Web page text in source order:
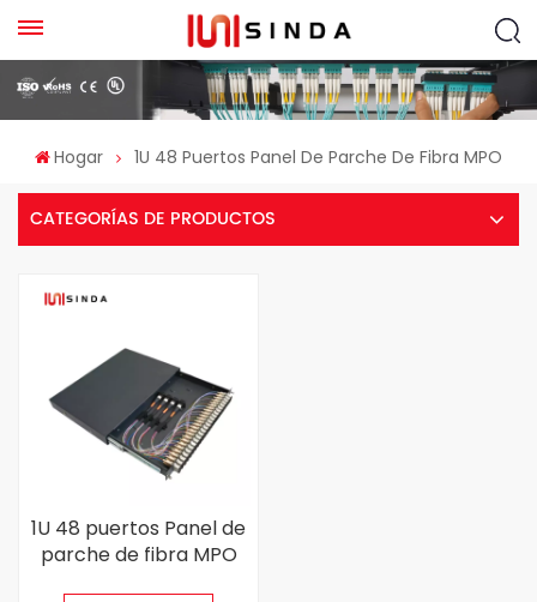
Hogar 1U 48 Puertos Panel De Parche De Fibra MPO
CATEGORÍAS DE PRODUCTOS
1U 48 puertos Panel de
parche de fibra MPO